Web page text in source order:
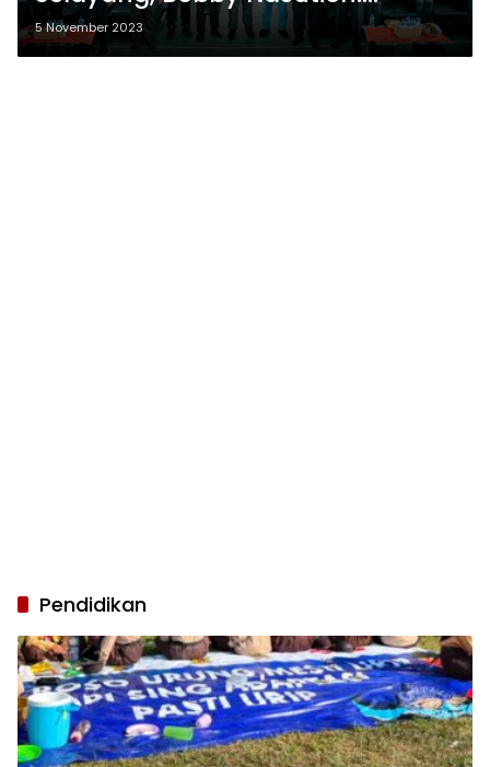
Rumah Ibadah Harus Ramah
Anak Muda
5 November 2023
Pendidikan